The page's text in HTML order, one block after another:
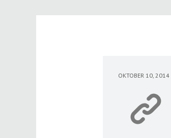
OKTOBER 10, 2014